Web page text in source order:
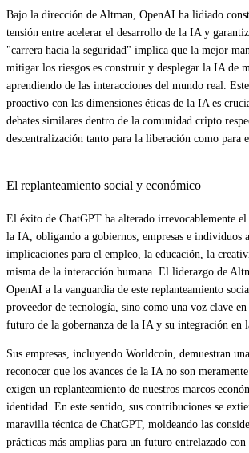
Bajo la dirección de Altman, OpenAI ha lidiado
tensión entre acelerar el desarrollo de la IA y
"carrera hacia la seguridad" implica que la mejor
mitigar los riesgos es construir y desplegar la IA de
aprendiendo de las interacciones del mundo real.
proactivo con las dimensiones éticas de la IA es
debates similares dentro de la comunidad cripto
descentralización tanto para la liberación como para
El replanteamiento social y económico
El éxito de ChatGPT ha alterado irrevocablemente
la IA, obligando a gobiernos, empresas e individuos
implicaciones para el empleo, la educación, la
misma de la interacción humana. El liderazgo de
OpenAI a la vanguardia de este replanteamiento
proveedor de tecnología, sino como una voz clave
futuro de la gobernanza de la IA y su integración en
Sus empresas, incluyendo Worldcoin, demuestran
reconocer que los avances de la IA no son
exigen un replanteamiento de nuestros marcos
identidad. En este sentido, sus contribuciones se
maravilla técnica de ChatGPT, moldeando las
prácticas más amplias para un futuro entrelazado con